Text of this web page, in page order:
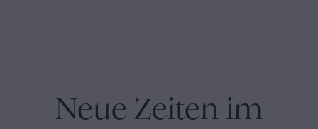
Neue Zeiten im